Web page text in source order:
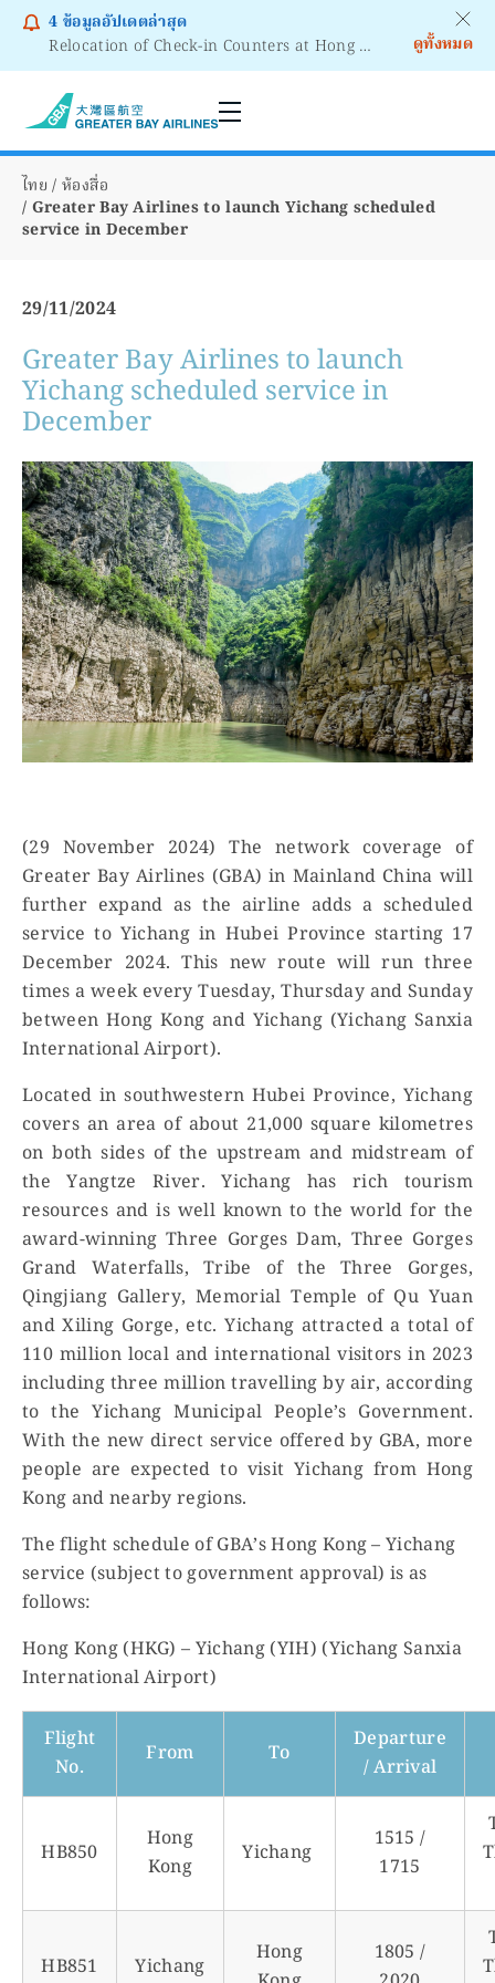
4 ข้อมูลอัปเดตล่าสุด
Relocation of Check-in Counters at Hong Kong International Airport – Terminal 2
ดูทั้งหมด
ไทย
ห้องสื่อ
Greater Bay Airlines to launch Yichang scheduled
service in December
29/11/2024
Greater Bay Airlines to launch
Yichang scheduled service in
December
(29 November 2024) The network coverage of
Greater Bay Airlines (GBA) in Mainland China will
further expand as the airline adds a scheduled
service to Yichang in Hubei Province starting 17
December 2024. This new route will run three
times a week every Tuesday, Thursday and Sunday
between Hong Kong and Yichang (Yichang Sanxia
International Airport).
Located in southwestern Hubei Province, Yichang
covers an area of about 21,000 square kilometres
on both sides of the upstream and midstream of
the Yangtze River. Yichang has rich tourism
resources and is well known to the world for the
award-winning Three Gorges Dam, Three Gorges
Grand Waterfalls, Tribe of the Three Gorges,
Qingjiang Gallery, Memorial Temple of Qu Yuan
and Xiling Gorge, etc. Yichang attracted a total of
110 million local and international visitors in 2023
including three million travelling by air, according
to the Yichang Municipal People’s Government.
With the new direct service offered by GBA, more
people are expected to visit Yichang from Hong
Kong and nearby regions.
The flight schedule of GBA’s Hong Kong – Yichang
service (subject to government approval) is as
follows:
Hong Kong (HKG) – Yichang (YIH) (Yichang Sanxia
International Airport)
Flight
No.
From To
Departure
/ Arrival
HB850
Hong
Kong
Yichang
1515 /
1715
HB851 Yichang
Hong
1805 /